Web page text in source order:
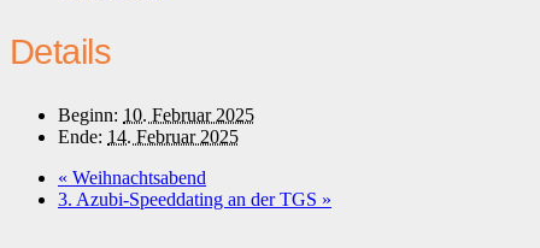
Details
Beginn: 10. Februar 2025
Ende: 14. Februar 2025
« Weihnachtsabend
3. Azubi-Speeddating an der TGS »